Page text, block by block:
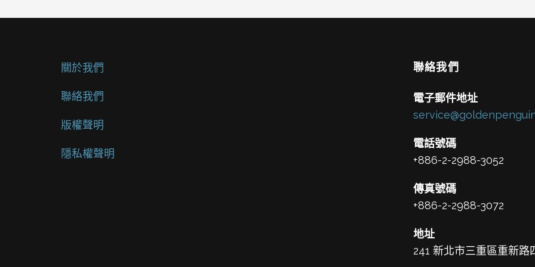
關於我們
聯絡我們
版權聲明
隱私權聲明
聯絡我們
電子郵件地址
電話號碼
+886-2-2988-3052
傳真號碼
+886-2-2988-3072
地址
241 新北市三重區重新路